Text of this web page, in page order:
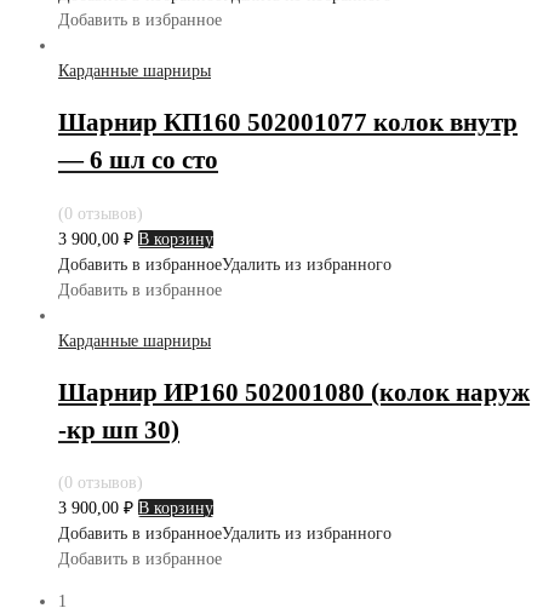
Добавить в избранное
Карданные шарниры
Шарнир КП160 502001077 колок внутр
— 6 шл со сто
(0 отзывов)
3 900,00 ₽ В корзину
Добавить в избранноеУдалить из избранного
Добавить в избранное
Карданные шарниры
Шарнир ИР160 502001080 (колок наруж
-кр шп 30)
(0 отзывов)
3 900,00 ₽ В корзину
Добавить в избранноеУдалить из избранного
Добавить в избранное
1